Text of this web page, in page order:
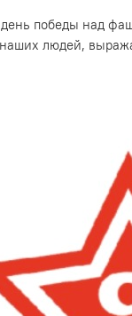
победы над
людей,